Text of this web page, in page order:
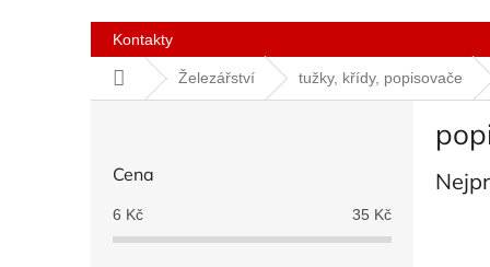
Kontakty
Domů Železářství tužky, křídy, popisovače
Cena
6 Kč 35 Kč